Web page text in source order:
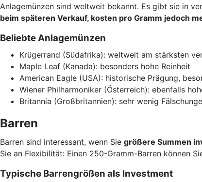
Anlagemünzen sind weltweit bekannt. Es gibt sie in
beim späteren Verkauf, kosten pro Gramm jedoch
Beliebte Anlagemünzen
Krügerrand (Südafrika): weltweit am stärksten
Maple Leaf (Kanada): besonders hohe Reinheit
American Eagle (USA): historische Prägung,
Wiener Philharmoniker (Österreich): ebenfalls
Britannia (Großbritannien): sehr wenig
Barren
Barren sind interessant, wenn Sie größere Summen
Sie an Flexibilität: Einen 250-Gramm-Barren können
Typische Barrengrößen als Investment